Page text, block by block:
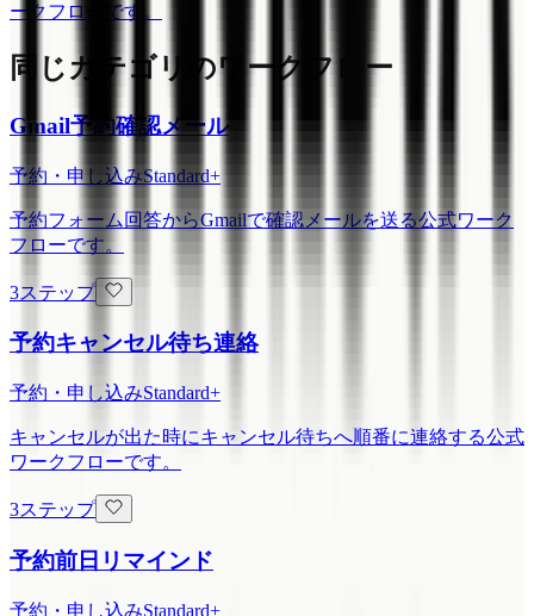
ークフローです。
同じカテゴリのワークフロー
Gmail予約確認メール
予約・申し込みStandard+
予約フォーム回答からGmailで確認メールを送る公式ワーク
フローです。
3ステップ
予約キャンセル待ち連絡
予約・申し込みStandard+
キャンセルが出た時にキャンセル待ちへ順番に連絡する公式
ワークフローです。
3ステップ
予約前日リマインド
予約・申し込みStandard+